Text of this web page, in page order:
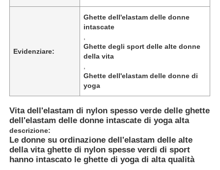
Prodotti
Giro della fabbrica
Contattici
Evidenziare:
Ghette dell'elastam delle donne
intascate
Ghette degli sport delle alte donne
della vita
Ghette dell'elastam delle donne di
yoga
Vita dell'elastam di nylon spesso verde delle ghette
dell'elastam delle donne intascate di yoga alta
descrizione:
Le donne su ordinazione dell'elastam delle alte
della vita ghette di nylon spesse verdi di sport
hanno intascato le ghette di yoga di alta qualità